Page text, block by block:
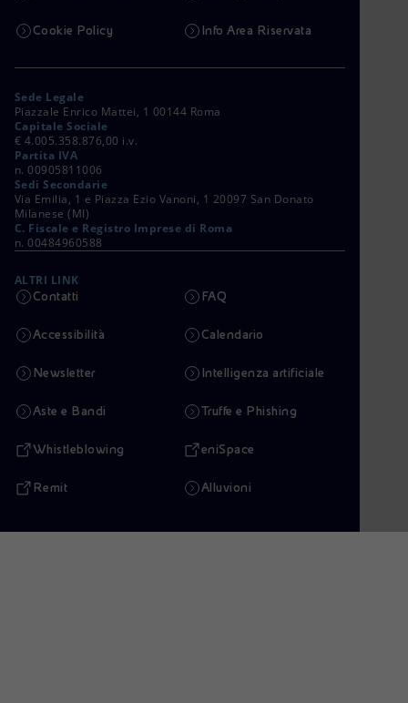
Cookie Policy Info Area Riservata
Sede Legale
Piazzale Enrico Mattei, 1 00144 Roma
Capitale Sociale
€ 4.005.358.876,00 i.v.
Partita IVA
n. 00905811006
Sedi Secondarie
Via Emilia, 1 e Piazza Ezio Vanoni, 1 20097 San Donato
Milanese (MI)
C. Fiscale e Registro Imprese di Roma
n. 00484960588
ALTRI LINK
Contatti FAQ
Accessibilità Calendario
Newsletter Intelligenza artificiale
Aste e Bandi Truffe e Phishing
Whistleblowing eniSpace
Remit Alluvioni